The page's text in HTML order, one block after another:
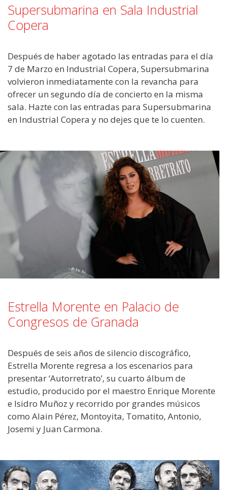
Supersubmarina en Sala Industrial
Copera
Después de haber agotado las entradas para el día
7 de Marzo en Industrial Copera, Supersubmarina
volvieron inmediatamente con la revancha para
ofrecer un segundo día de concierto en la misma
sala. Hazte con las entradas para Supersubmarina
en Industrial Copera y no dejes que te lo cuenten.
Estrella Morente en Palacio de
Congresos de Granada
Después de seis años de silencio discográfico,
Estrella Morente regresa a los escenarios para
presentar ‘Autorretrato’, su cuarto álbum de
estudio, producido por el maestro Enrique Morente
e Isidro Muñoz y recorrido por grandes músicos
como Alain Pérez, Montoyita, Tomatito, Antonio,
Josemi y Juan Carmona.